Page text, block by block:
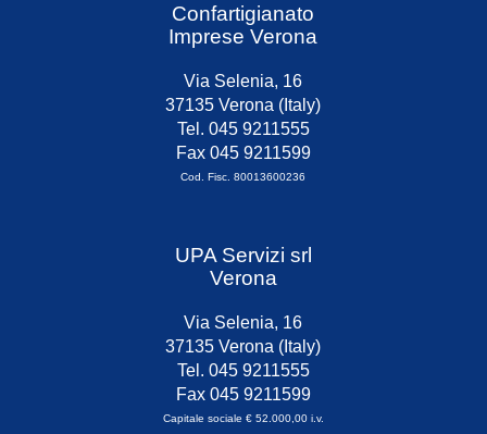
Confartigianato
Imprese Verona
Via Selenia, 16
37135 Verona (Italy)
Tel. 045 9211555
Fax 045 9211599
Cod. Fisc. 80013600236
UPA Servizi srl
Verona
Via Selenia, 16
37135 Verona (Italy)
Tel. 045 9211555
Fax 045 9211599
Capitale sociale € 52.000,00 i.v.